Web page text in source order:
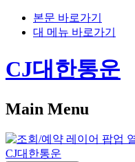
본문 바로가기
대 메뉴 바로가기
CJ대한통운
Main Menu
CJ대한통운